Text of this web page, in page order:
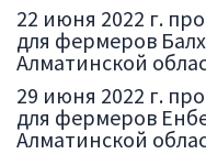
22 июня 2022 г.
для фермеров
Алматинской
29 июня 2022 г.
для фермеров
Алматинской